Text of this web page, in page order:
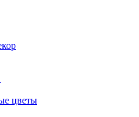
цветы